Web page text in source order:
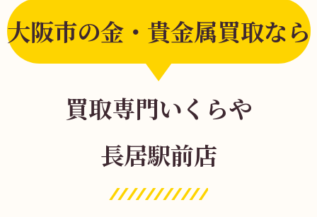
大阪市の金・貴金属買取なら
買取専門いくらや
長居駅前店